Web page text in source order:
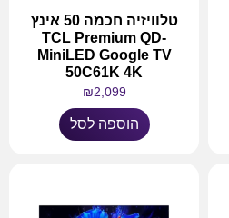
טלוויזיה חכמה 50 אינץ
TCL Premium QD-
MiniLED Google TV
50C61K 4K
₪2,099
הוספה לסל